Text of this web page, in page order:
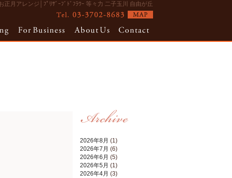
正月アレンジ│ﾌﾟﾘｻﾞｰﾌﾞﾄﾞﾌﾗﾜｰ 等々力 二子玉川 自由が丘
2026年8月 (1)
2026年7月 (6)
2026年6月 (5)
2026年5月 (1)
2026年4月 (3)